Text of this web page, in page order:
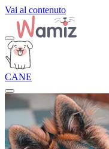
Vai al contenuto
CANE